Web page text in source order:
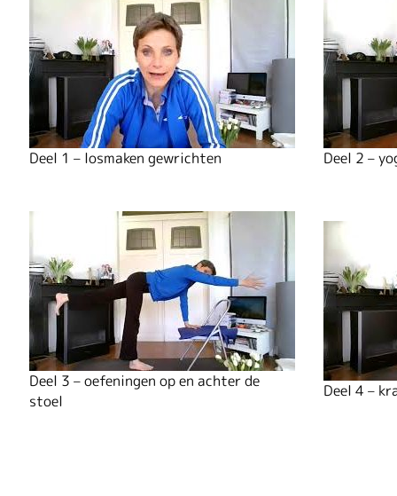
Deel 1 – losmaken gewrichten Deel 2 –
Deel 3 – oefeningen op en achter de
stoel
Deel 4 –